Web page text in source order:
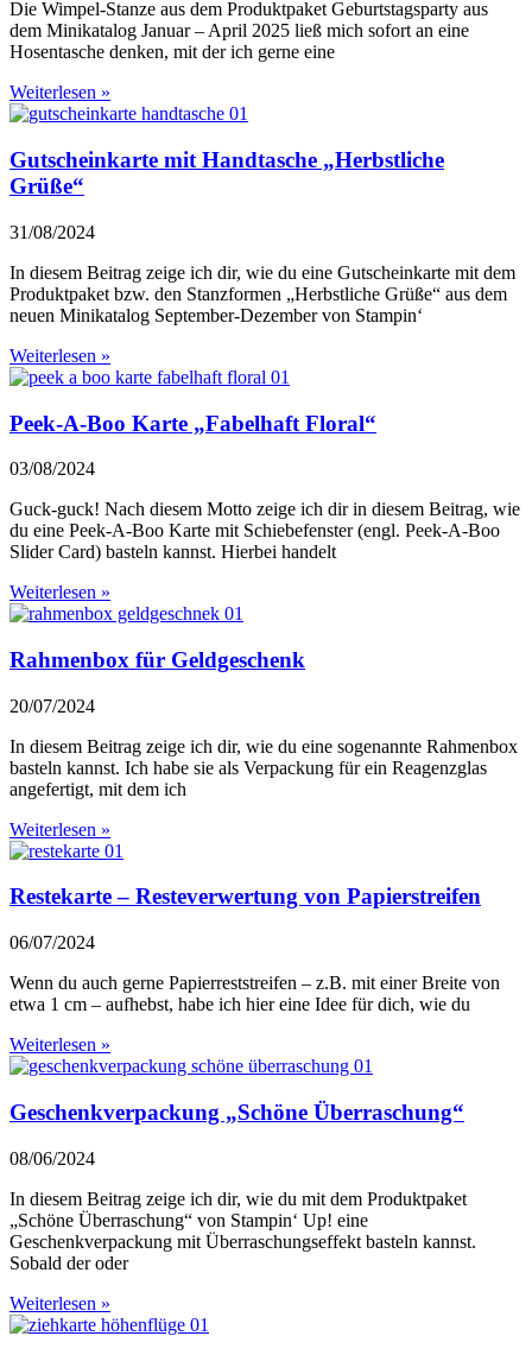
Die Wimpel-Stanze aus dem Produktpaket Geburtstagsparty aus
dem Minikatalog Januar – April 2025 ließ mich sofort an eine
Hosentasche denken, mit der ich gerne eine
Weiterlesen »
Gutscheinkarte mit Handtasche „Herbstliche
Grüße“
31/08/2024
In diesem Beitrag zeige ich dir, wie du eine Gutscheinkarte mit dem
Produktpaket bzw. den Stanzformen „Herbstliche Grüße“ aus dem
neuen Minikatalog September-Dezember von Stampin‘
Weiterlesen »
Peek-A-Boo Karte „Fabelhaft Floral“
03/08/2024
Guck-guck! Nach diesem Motto zeige ich dir in diesem Beitrag, wie
du eine Peek-A-Boo Karte mit Schiebefenster (engl. Peek-A-Boo
Slider Card) basteln kannst. Hierbei handelt
Weiterlesen »
Rahmenbox für Geldgeschenk
20/07/2024
In diesem Beitrag zeige ich dir, wie du eine sogenannte Rahmenbox
basteln kannst. Ich habe sie als Verpackung für ein Reagenzglas
angefertigt, mit dem ich
Weiterlesen »
Restekarte – Resteverwertung von Papierstreifen
06/07/2024
Wenn du auch gerne Papierreststreifen – z.B. mit einer Breite von
etwa 1 cm – aufhebst, habe ich hier eine Idee für dich, wie du
Weiterlesen »
Geschenkverpackung „Schöne Überraschung“
08/06/2024
In diesem Beitrag zeige ich dir, wie du mit dem Produktpaket
„Schöne Überraschung“ von Stampin‘ Up! eine
Geschenkverpackung mit Überraschungseffekt basteln kannst.
Sobald der oder
Weiterlesen »